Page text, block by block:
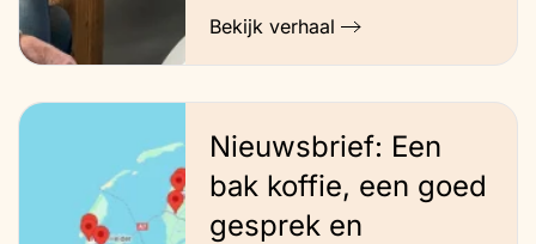
Bekijk verhaal
Nieuwsbrief: Een
bak koffie, een goed
gesprek en